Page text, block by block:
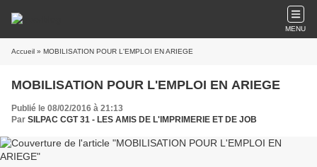
MENU
Accueil » MOBILISATION POUR L'EMPLOI EN ARIEGE
MOBILISATION POUR L'EMPLOI EN ARIEGE
Publié le 08/02/2016 à 21:13
Par SILPAC CGT 31 - LES AMIS DE L'IMPRIMERIE ET DE JOB